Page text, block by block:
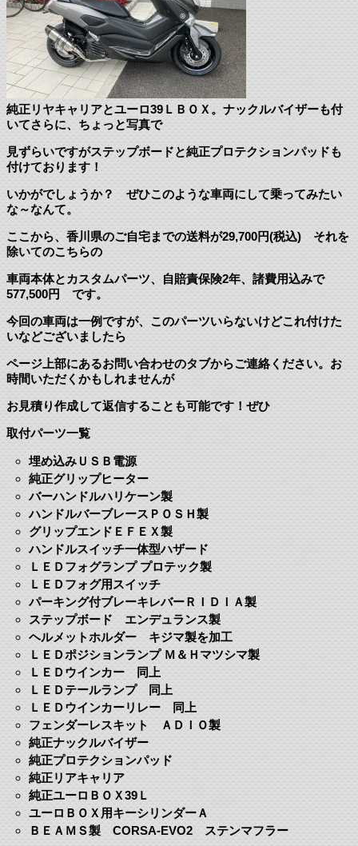
純正リヤキャリアとユーロ39ＬＢＯＸ。ナックルバイザーも付
いてさらに、ちょっと写真で
見ずらいですがステップボードと純正プロテクションパッドも
付けております！
いかがでしょうか？ ぜひこのような車両にして乗ってみたい
な～なんて。
ここから、香川県のご自宅までの送料が29,700円(税込) それを
除いてのこちらの
車両本体とカスタムパーツ、自賠責保険2年、諸費用込みで
577,500円 です。
今回の車両は一例ですが、このパーツいらないけどこれ付けた
いなどございましたら
ページ上部にあるお問い合わせのタブからご連絡ください。お
時間いただくかもしれませんが
お見積り作成して返信することも可能です！ぜひ
取付パーツ一覧
埋め込みＵＳＢ電源
純正グリップヒーター
バーハンドルハリケーン製
ハンドルバーブレースＰＯＳＨ製
グリップエンドＥＦＥＸ製
ハンドルスイッチ一体型ハザード
ＬＥＤフォグランプ プロテック製
ＬＥＤフォグ用スイッチ
パーキング付ブレーキレバーＲＩＤＩＡ製
ステップボード エンデュランス製
ヘルメットホルダー キジマ製を加工
ＬＥＤポジションランプ Ｍ＆Ｈマツシマ製
ＬＥＤウインカー 同上
ＬＥＤテールランプ 同上
ＬＥＤウインカーリレー 同上
フェンダーレスキット ＡＤＩＯ製
純正ナックルバイザー
純正プロテクションパッド
純正リアキャリア
純正ユーロＢＯＸ39Ｌ
ユーロＢＯＸ用キーシリンダーＡ
ＢＥＡＭＳ製 CORSA-EVO2 ステンマフラー